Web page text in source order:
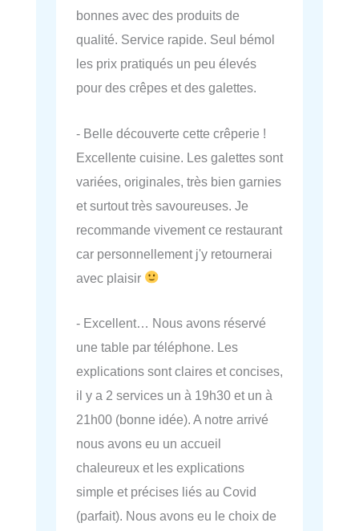
bonnes avec des produits de
qualité. Service rapide. Seul bémol
les prix pratiqués un peu élevés
pour des crêpes et des galettes.
- Belle découverte cette crêperie !
Excellente cuisine. Les galettes sont
variées, originales, très bien garnies
et surtout très savoureuses. Je
recommande vivement ce restaurant
car personnellement j'y retournerai
avec plaisir
- Excellent… Nous avons réservé
une table par téléphone. Les
explications sont claires et concises,
il y a 2 services un à 19h30 et un à
21h00 (bonne idée). A notre arrivé
nous avons eu un accueil
chaleureux et les explications
simple et précises liés au Covid
(parfait). Nous avons eu le choix de